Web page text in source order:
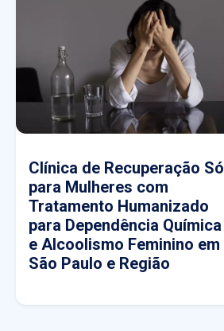
Clínica de Recuperação Só
para Mulheres com
Tratamento Humanizado
para Dependência Química
e Alcoolismo Feminino em
São Paulo e Região